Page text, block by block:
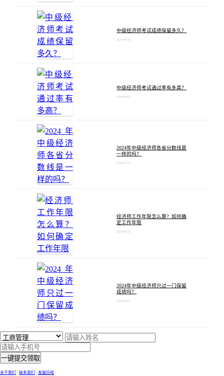
中级经济师考试成绩保留多久？
2024-09-10
中级经济师考试通过率有多高？
2024-09-03
2024年中级经济师各省分数线是
一样的吗？
2024-07-11
经济师工作年限怎么算？如何确
定工作年限
2024-06-21
2024年中级经济师只过一门保留
成绩吗？
2024-06-07
一键提交领取
关于我们 联系我们 发展历程